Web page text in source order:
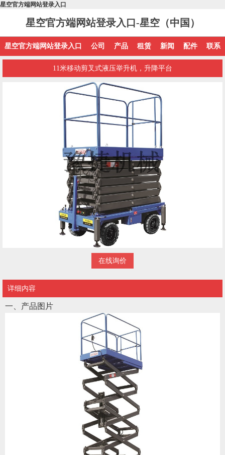
星空官方端网站登录入口
星空官方端网站登录入口-星空（中国）
星空官方端网站登录入口 公司 产品 租赁 新闻 配件 联系
11米移动剪叉式液压举升机，升降平台
在线询价
详细内容
一、产品图片